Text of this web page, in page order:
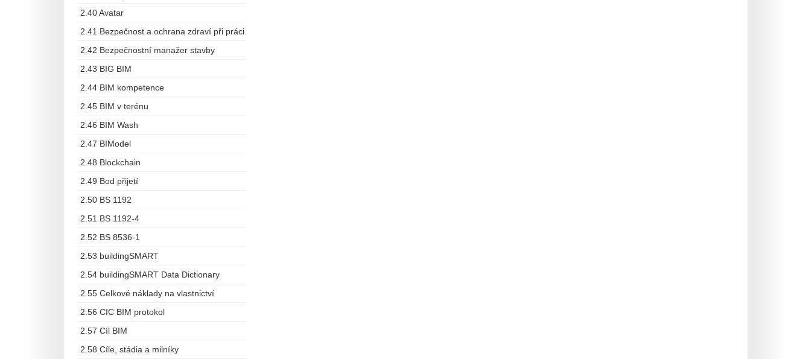
2.40 Avatar
2.41 Bezpečnost a ochrana zdraví při práci
2.42 Bezpečnostní manažer stavby
2.43 BIG BIM
2.44 BIM kompetence
2.45 BIM v terénu
2.46 BIM Wash
2.47 BIModel
2.48 Blockchain
2.49 Bod přijetí
2.50 BS 1192
2.51 BS 1192-4
2.52 BS 8536-1
2.53 buildingSMART
2.54 buildingSMART Data Dictionary
2.55 Celkové náklady na vlastnictví
2.56 CIC BIM protokol
2.57 Cíl BIM
2.58 Cíle, stádia a milníky